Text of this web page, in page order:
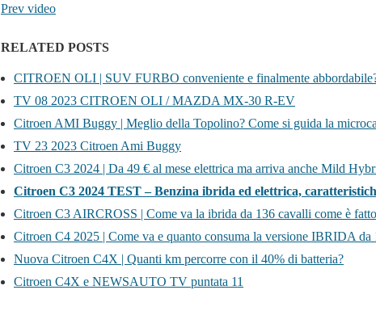
Prev video
RELATED POSTS
CITROEN OLI | SUV FURBO conveniente e finalmente
TV 08 2023 CITROEN OLI / MAZDA MX-30 R-EV
Citroen AMI Buggy | Meglio della Topolino? Come si guida la
TV 23 2023 Citroen Ami Buggy
Citroen C3 2024 | Da 49 € al mese elettrica ma arriva anche Mild
Citroen C3 2024 TEST – Benzina ibrida ed elettrica,
Citroen C3 AIRCROSS | Come va la ibrida da 136 cavalli come è
Citroen C4 2025 | Come va e quanto consuma la versione IBRIDA da
Nuova Citroen C4X | Quanti km percorre con il 40% di batteria?
Citroen C4X e NEWSAUTO TV puntata 11